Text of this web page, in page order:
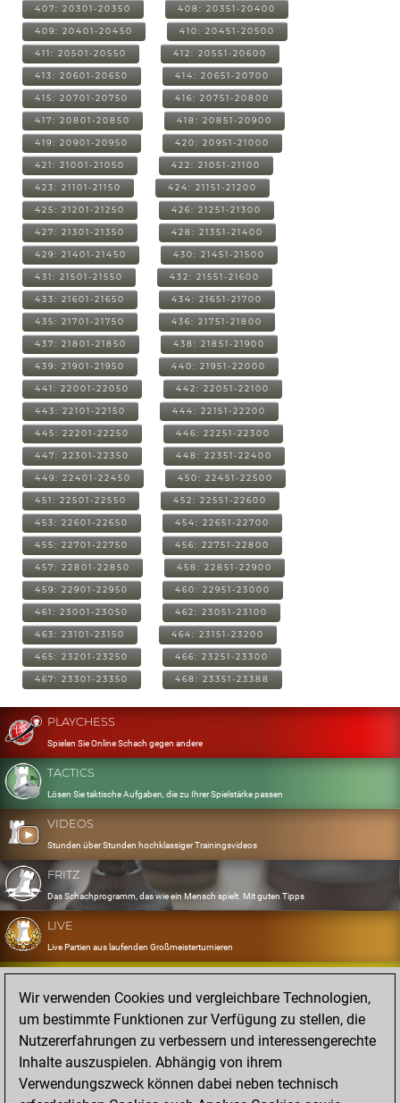
407: 20301-20350 408: 20351-20400
409: 20401-20450 410: 20451-20500
411: 20501-20550 412: 20551-20600
413: 20601-20650 414: 20651-20700
415: 20701-20750 416: 20751-20800
417: 20801-20850 418: 20851-20900
419: 20901-20950 420: 20951-21000
421: 21001-21050 422: 21051-21100
423: 21101-21150 424: 21151-21200
425: 21201-21250 426: 21251-21300
427: 21301-21350 428: 21351-21400
429: 21401-21450 430: 21451-21500
431: 21501-21550 432: 21551-21600
433: 21601-21650 434: 21651-21700
435: 21701-21750 436: 21751-21800
437: 21801-21850 438: 21851-21900
439: 21901-21950 440: 21951-22000
441: 22001-22050 442: 22051-22100
443: 22101-22150 444: 22151-22200
445: 22201-22250 446: 22251-22300
447: 22301-22350 448: 22351-22400
449: 22401-22450 450: 22451-22500
451: 22501-22550 452: 22551-22600
453: 22601-22650 454: 22651-22700
455: 22701-22750 456: 22751-22800
457: 22801-22850 458: 22851-22900
459: 22901-22950 460: 22951-23000
461: 23001-23050 462: 23051-23100
463: 23101-23150 464: 23151-23200
465: 23201-23250 466: 23251-23300
467: 23301-23350 468: 23351-23388
PLAYCHESS
Spielen Sie Online Schach gegen andere
TACTICS
Lösen Sie taktische Aufgaben, die zu Ihrer Spielstärke passen
VIDEOS
Stunden über Stunden hochklassiger Trainingsvideos
FRITZ
Das Schachprogramm, das wie ein Mensch spielt. Mit guten Tipps
LIVE
Live Partien aus laufenden Großmeisterturnieren
OPENINGS
Erfassen und Üben Sie Ihr Eröffnungsrepertoire
DATABASE
Acht Millionen starke Partien
MYGAMES
Speichern und analysieren Sie eigene Partien in der Cloud
Wir verwenden Cookies und vergleichbare Technologien,
um bestimmte Funktionen zur Verfügung zu stellen, die
Nutzererfahrungen zu verbessern und interessengerechte
Inhalte auszuspielen. Abhängig von ihrem
Verwendungszweck können dabei neben technisch